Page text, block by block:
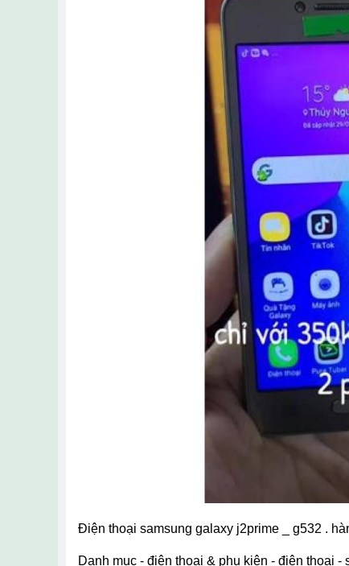
điện thoại samsung galaxy j2prime _ g532 .
danh mục - điện thoại & phụ kiện - điện thoại -